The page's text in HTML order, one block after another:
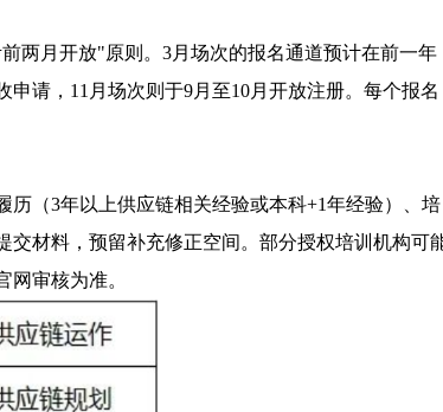
两月开放"原则。3月场次的报名通道预计在前一年
请，11月场次则于9月至10月开放注册。每个报名
（3年以上供应链相关经验或本科+1年经验）、培
材料，预留补充修正空间。部分授权培训机构可
审核为准。